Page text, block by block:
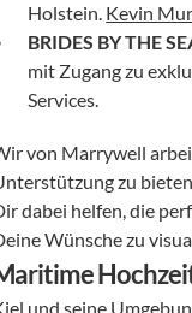
Holstein. Kevin
BRIDES BY THE
mit Zugang zu
Services.
von Marrywell
zu
dabei helfen, die
Wünsche zu
und seine